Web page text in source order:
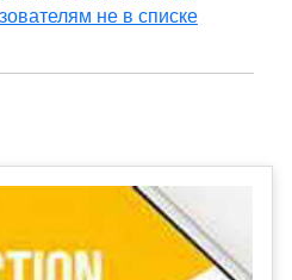
не в списке